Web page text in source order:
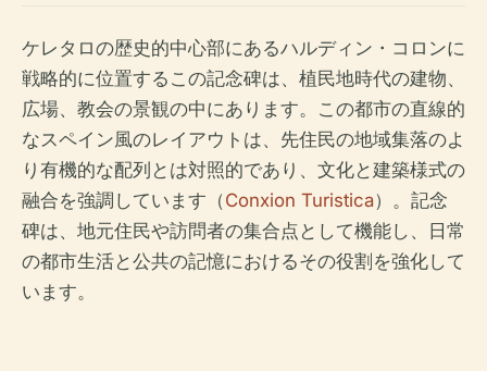
ケレタロの歴史的中心部にあるハルディン・コロンに
戦略的に位置するこの記念碑は、植民地時代の建物、
広場、教会の景観の中にあります。この都市の直線的
なスペイン風のレイアウトは、先住民の地域集落のよ
り有機的な配列とは対照的であり、文化と建築様式の
融合を強調しています（Conxion Turistica）。記念
碑は、地元住民や訪問者の集合点として機能し、日常
の都市生活と公共の記憶におけるその役割を強化して
います。